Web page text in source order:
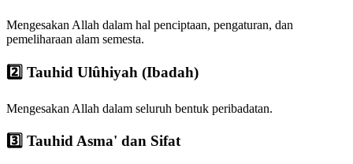
Mengesakan Allah dalam hal penciptaan, pengaturan, dan
pemeliharaan alam semesta.
2️⃣ Tauhid Ulûhiyah (Ibadah)
Mengesakan Allah dalam seluruh bentuk peribadatan.
3️⃣ Tauhid Asma' dan Sifat